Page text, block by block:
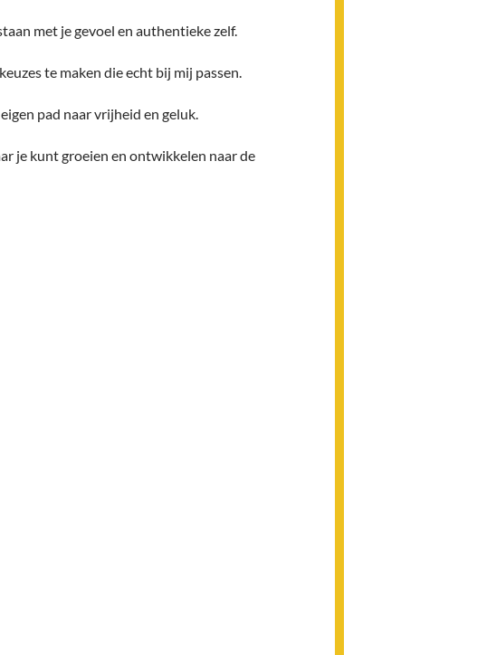
met je gevoel en authentieke zelf.
te maken die echt bij mij passen.
pad naar vrijheid en geluk.
je kunt groeien en ontwikkelen naar de